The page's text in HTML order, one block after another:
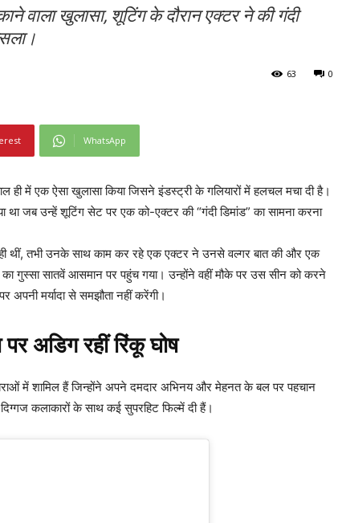
वाला खुलासा, शूटिंग के दौरान एक्टर ने की गंदी
0
63
WhatsApp
ही में एक ऐसा खुलासा किया जिसने इंडस्ट्री के गलियारों में हलचल मचा दी है।
था जब उन्हें शूटिंग सेट पर एक को-एक्टर की “गंदी डिमांड” का सामना करना
थीं, तभी उनके साथ काम कर रहे एक एक्टर ने उनसे वल्गर बात की और एक
गुस्सा सातवें आसमान पर पहुंच गया। उन्होंने वहीं मौके पर उस सीन को करने
अपनी मर्यादा से समझौता नहीं करेंगी।
पर अडिग रहीं रिंकू घोष
में शामिल हैं जिन्होंने अपने दमदार अभिनय और मेहनत के बल पर पहचान
कलाकारों के साथ कई सुपरहिट फिल्में दी हैं।